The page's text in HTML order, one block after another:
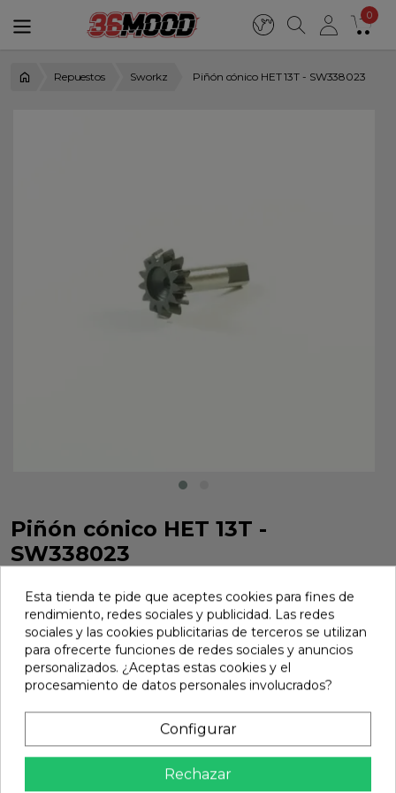
0
Repuestos Sworkz Piñón cónico HET 13T - SW338023
Piñón cónico HET 13T -
SW338023
Marca: Sworkz Ref: SW338023
15,52 €
Esta tienda te pide que aceptes cookies para fines de
rendimiento, redes sociales y publicidad. Las redes
sociales y las cookies publicitarias de terceros se utilizan
para ofrecerte funciones de redes sociales y anuncios
personalizados. ¿Aceptas estas cookies y el
procesamiento de datos personales involucrados?
Configurar
Rechazar